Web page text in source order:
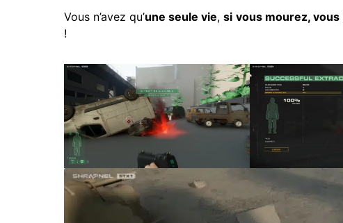
Vous n’avez qu’une seule vie, si vous mourez,
!